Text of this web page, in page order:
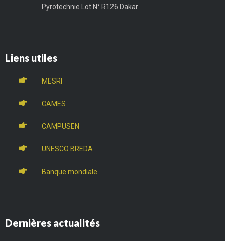
Pyrotechnie Lot N° R126 Dakar
Liens utiles
MESRI
CAMES
CAMPUSEN
UNESCO BREDA
Banque mondiale
Dernières actualités